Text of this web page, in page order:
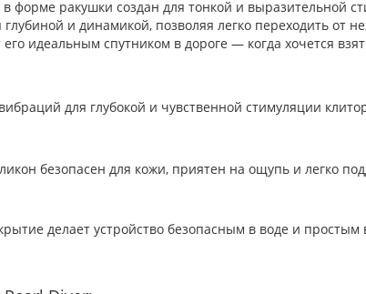
форме ракушки создан для тонкой и выразительной
и динамикой, позволяя легко переходить от
идеальным спутником в дороге — когда хочется
для глубокой и чувственной стимуляции
безопасен для кожи, приятен на ощупь и легко
делает устройство безопасным в воде и простым